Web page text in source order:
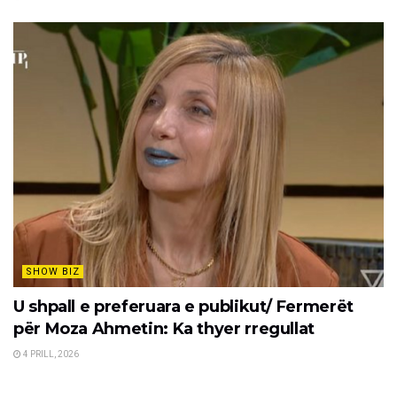
SHOW BIZ
U shpall e preferuara e publikut/ Fermerët
për Moza Ahmetin: Ka thyer rregullat
4 PRILL, 2026